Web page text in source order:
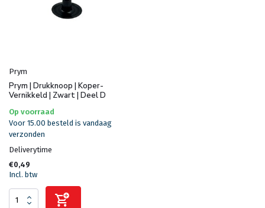
Prym
Prym | Drukknoop | Koper-
Vernikkeld | Zwart | Deel D
Op voorraad
Voor 15.00 besteld is vandaag
verzonden
Deliverytime
€0,49
Incl. btw